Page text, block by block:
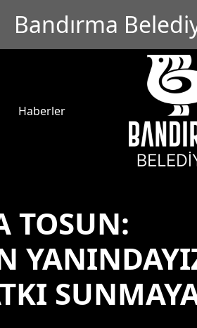
Bandırma
Haberler
TOSUN: